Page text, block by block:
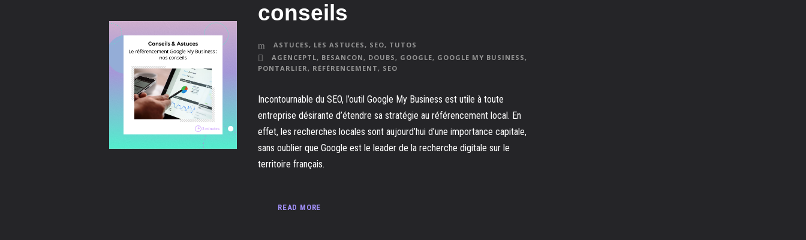
conseils
ASTUCES, LES ASTUCES, SEO, TUTOS
AGENCEPTL, BESANCON, DOUBS, GOOGLE, GOOGLE MY BUSINESS,
PONTARLIER, RÉFÉRENCEMENT, SEO
Incontournable du SEO, l’outil Google My Business est utile à toute
entreprise désirante d’étendre sa stratégie au référencement local. En
effet, les recherches locales sont aujourd’hui d’une importance capitale,
sans oublier que Google est le leader de la recherche digitale sur le
territoire français.
READ MORE